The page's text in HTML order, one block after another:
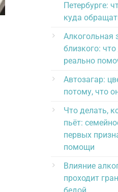
Петербурге:
куда
Алкогольная
близкого:
реально
Автозагар:
потому, что
Что делать,
пьёт:
первых
помощи
Влияние
проходит